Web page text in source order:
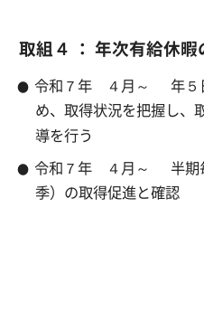
取組４ ： 年次有給休暇
令和７年 ４月～
年５
め、取得状況を把握し、
導を行う
令和７年 ４月～
半期
季）の取得促進と確認